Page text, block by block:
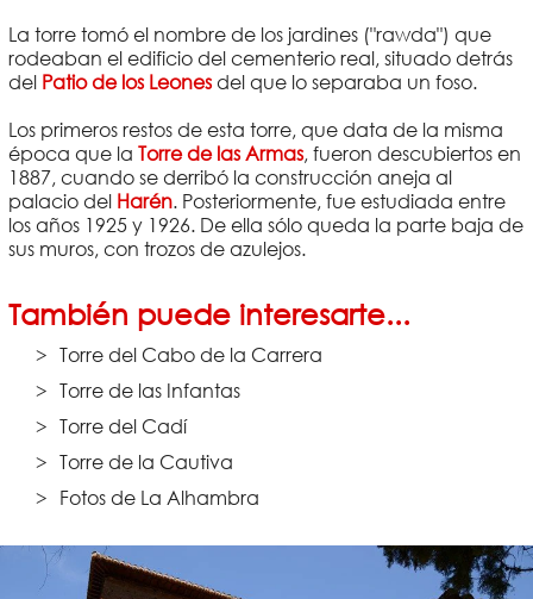
La torre tomó el nombre de los jardines ("rawda") que
rodeaban el edificio del cementerio real, situado detrás
del Patio de los Leonesdel que lo separaba un foso.
Los primeros restos de esta torre, que data de la misma
época que la Torre de las Armas, fueron descubiertos en
1887, cuando se derribó la construcción aneja al
palacio del Harén. Posteriormente, fue estudiada entre
los años 1925 y 1926. De ella sólo queda la parte baja de
sus muros, con trozos de azulejos.
También puede interesarte...
Torre del Cabo de la Carrera
Torre de las Infantas
Torre del Cadí
Torre de la Cautiva
Fotos de La Alhambra